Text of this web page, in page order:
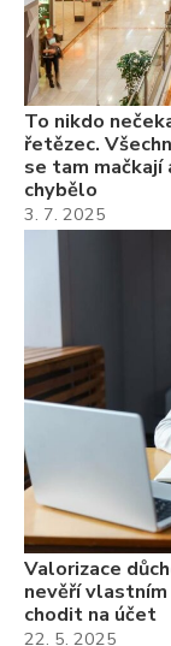
To nikdo
řetězec.
se tam
chybělo
3. 7. 2025
Valorizace
nevěří
chodit na účet
22. 5. 2025